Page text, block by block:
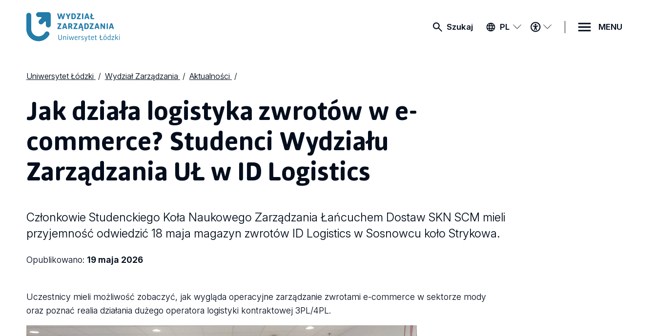
Szukaj PL
MENU
DOSTĘPNOŚCI
MENU
Uniwersytet Łódzki Wydział Zarządzania Aktualności
Jak działa logistyka zwrotów w e-
commerce? Studenci Wydziału
Zarządzania UŁ w ID Logistics
Członkowie Studenckiego Koła Naukowego Zarządzania Łańcuchem Dostaw SKN SCM mieli
przyjemność odwiedzić 18 maja magazyn zwrotów ID Logistics w Sosnowcu koło Strykowa.
Opublikowano: 19 maja 2026
Uczestnicy mieli możliwość zobaczyć, jak wygląda operacyjne zarządzanie zwrotami e-commerce w sektorze mody
oraz poznać realia działania dużego operatora logistyki kontraktowej 3PL/4PL.